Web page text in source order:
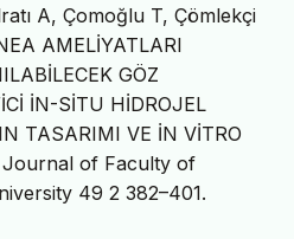
A, Çomoğlu T, Çömlekçi
AMELİYATLARI
GÖZ
İN-SİTU HİDROJEL
TASARIMI VE İN VİTRO
Journal of Faculty of
49 2 382–401.